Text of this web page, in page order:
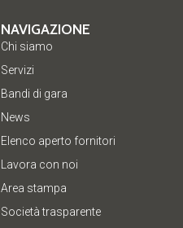
NAVIGAZIONE
Chi siamo
Servizi
Bandi di gara
News
Elenco aperto fornitori
Lavora con noi
Area stampa
Società trasparente